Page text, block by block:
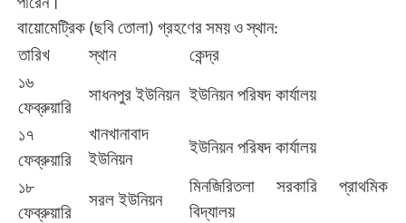
বায়োমেট্রিক(ছবিতোলা) গ্রহণেরসময়ওস্থান:
তারিখ স্থান
কেন্দ্র
১৬
ফেব্রুয়ারি
সাধনপুর ইউনিয়ন ইউনিয়ন পরিষদ কার্যালয়
১৭
ফেব্রুয়ারি
খানখানাবাদ
ইউনিয়ন
ইউনিয়ন পরিষদ কার্যালয়
১৮
ফেব্রুয়ারি
সরল ইউনিয়ন
মিনজিরিতলা সরকারি
প্রাথমিক
বিদ্যালয়